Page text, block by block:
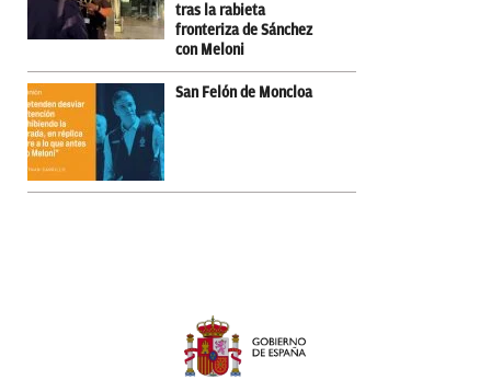
tras la rabieta
fronteriza de Sánchez
con Meloni
San Felón de Moncloa